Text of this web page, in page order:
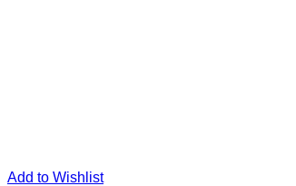
Add to Wishlist